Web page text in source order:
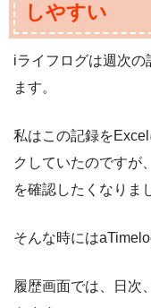
しやすい
iライフログは週次
ます。
私はこの記録を
クしていたのですが
を確認したくなりま
そんな時には
履歴画面では、日次